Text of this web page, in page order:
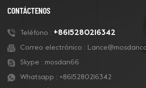
CONTÁCTENOS
Teléfono : +8615280216342
Correo electrónico :
Skype : mosdan66
Whatsapp : +8615280216342